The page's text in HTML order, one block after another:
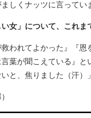
しくナッツに言ってい
女」について、これま
われてよかった』『
葉が聞こえている』
と、焦りました（汗）」